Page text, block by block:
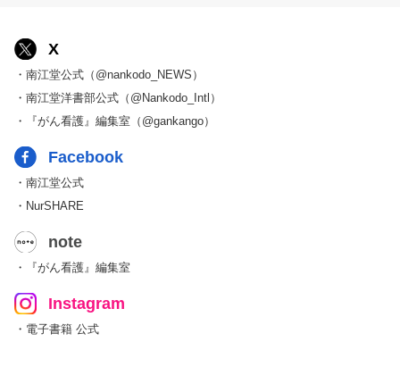
X
・南江堂公式（@nankodo_NEWS）
・南江堂洋書部公式（@Nankodo_Intl）
・『がん看護』編集室（@gankango）
Facebook
・南江堂公式
・NurSHARE
note
・『がん看護』編集室
Instagram
・電子書籍 公式